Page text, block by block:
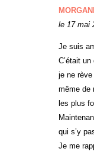
le 17 mai
Je suis
C’était
je ne rève
même de
les plus
qui s’y
Je me